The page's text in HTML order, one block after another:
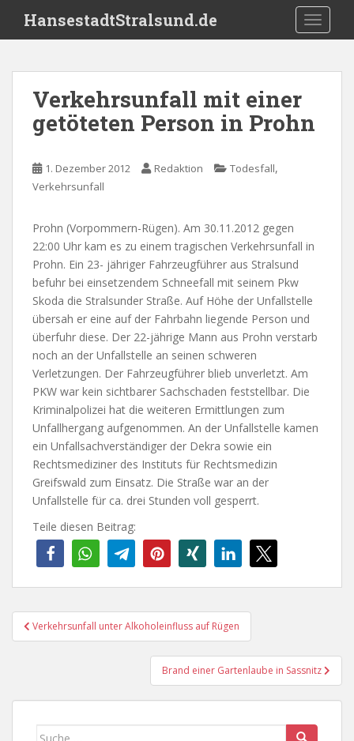
i
HansestadtStralsund.de
Verkehrsunfall mit einer
getöteten Person in Prohn
1. Dezember 2012 Redaktion Todesfall,
Verkehrsunfall
Prohn (Vorpommern-Rügen). Am 30.11.2012 gegen
22:00 Uhr kam es zu einem tragischen Verkehrsunfall in
Prohn. Ein 23- jähriger Fahrzeugführer aus Stralsund
befuhr bei einsetzendem Schneefall mit seinem Pkw
Skoda die Stralsunder Straße. Auf Höhe der Unfallstelle
übersah er eine auf der Fahrbahn liegende Person und
überfuhr diese. Der 22-jährige Mann aus Prohn verstarb
noch an der Unfallstelle an seinen schweren
Verletzungen. Der Fahrzeugführer blieb unverletzt. Am
PKW war kein sichtbarer Sachschaden feststellbar. Die
Kriminalpolizei hat die weiteren Ermittlungen zum
Unfallhergang aufgenommen. An der Unfallstelle kamen
ein Unfallsachverständiger der Dekra sowie ein
Rechtsmediziner des Instituts für Rechtsmedizin
Greifswald zum Einsatz. Die Straße war an der
Unfallstelle für ca. drei Stunden voll gesperrt.
Teile diesen Beitrag:
Beitragsnavigation
Verkehrsunfall unter Alkoholeinfluss auf Rügen
Brand einer Gartenlaube in Sassnitz
Suche